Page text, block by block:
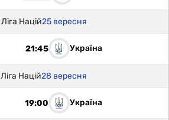
Ліга Націй25 вересня
21:45 Україна
Ліга Націй28 вересня
19:00 Україна